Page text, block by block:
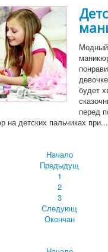
будет
перед
на детских пальчиках при...
Начало
Предыдущ
1
2
3
Следующ
Окончан